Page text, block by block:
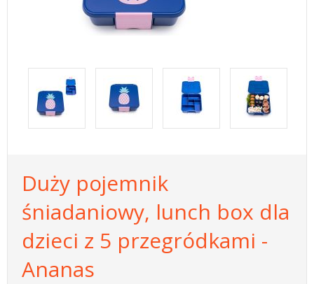
Duży pojemnik
śniadaniowy, lunch box dla
dzieci z 5 przegródkami -
Ananas